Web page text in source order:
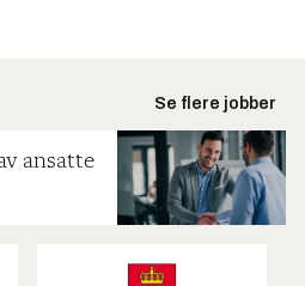
Se flere jobber
ansatte